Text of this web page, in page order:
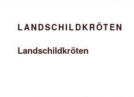
LANDSCHILDKRÖTEN
Landschildkröten